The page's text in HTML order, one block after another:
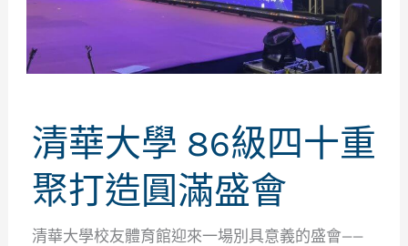
清華大學 86級四十重
聚打造圓滿盛會
清華大學校友體育館迎來一場別具意義的盛會——